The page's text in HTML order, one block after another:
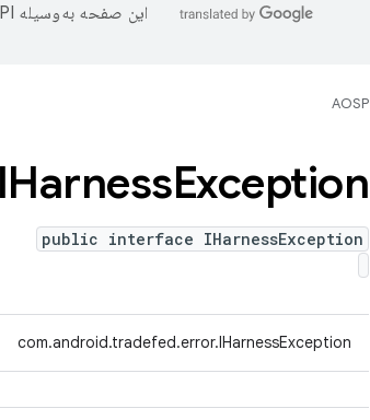
این صفحه به‌وسیله
AOSP
IHarnessException
public interface IHarnessException
com.android.tradefed.error.IHarnessException